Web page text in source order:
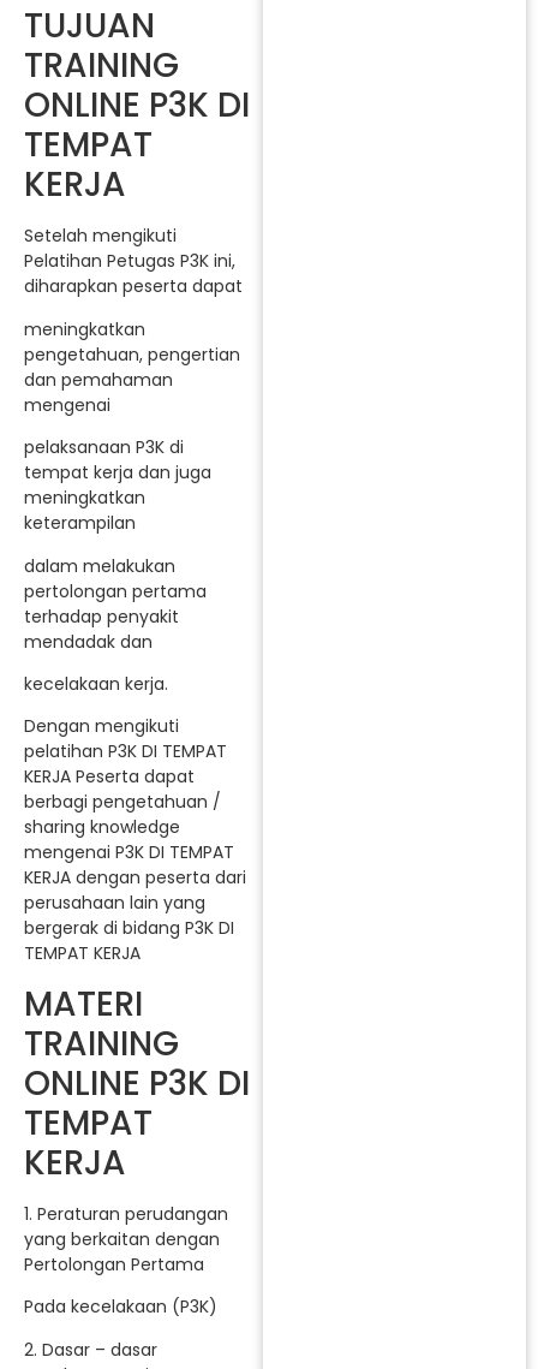
TUJUAN
TRAINING
ONLINE P3K DI
TEMPAT
KERJA
Setelah mengikuti
Pelatihan Petugas P3K ini,
diharapkan peserta dapat
meningkatkan
pengetahuan, pengertian
dan pemahaman
mengenai
pelaksanaan P3K di
tempat kerja dan juga
meningkatkan
keterampilan
dalam melakukan
pertolongan pertama
terhadap penyakit
mendadak dan
kecelakaan kerja.
Dengan mengikuti
pelatihan P3K DI TEMPAT
KERJA Peserta dapat
berbagi pengetahuan /
sharing knowledge
mengenai P3K DI TEMPAT
KERJA dengan peserta dari
perusahaan lain yang
bergerak di bidang P3K DI
TEMPAT KERJA
MATERI
TRAINING
ONLINE P3K DI
TEMPAT
KERJA
1. Peraturan perudangan
yang berkaitan dengan
Pertolongan Pertama
Pada kecelakaan (P3K)
2. Dasar – dasar